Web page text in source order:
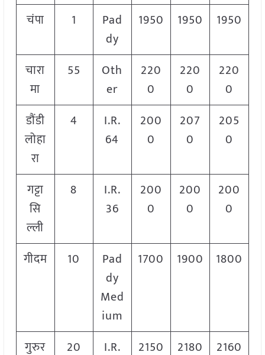
चंपा
1
Pad
dy
1950 1950 1950
चारा
मा
55
Oth
er
220
0
220
0
220
0
डौंडी
लोहा
रा
4
I.R.
64
200
0
207
0
205
0
गट्टा
सि
ल्ली
8
I.R.
36
200
0
200
0
200
0
गीदम 10
Pad
dy
Med
ium
1700 1900 1800
गुरुर 20
I.R.
2150 2180 2160